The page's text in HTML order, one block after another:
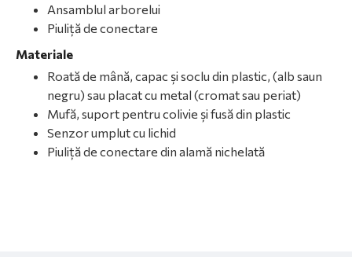
Ansamblul arborelui
Piuliță de conectare
Materiale
Roată de mână, capac și soclu din plastic, (alb saun
negru) sau placat cu metal (cromat sau periat)
Mufă, suport pentru colivie și fusă din plastic
Senzor umplut cu lichid
Piuliță de conectare din alamă nichelată